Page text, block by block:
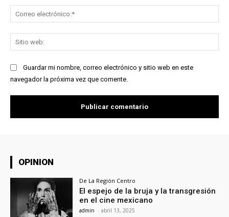
Guardar mi nombre, correo electrónico y sitio web en este
navegador la próxima vez que comente.
OPINION
De La Región Centro
El espejo de la bruja y la transgresión
en el cine mexicano
admin - abril 13, 2025